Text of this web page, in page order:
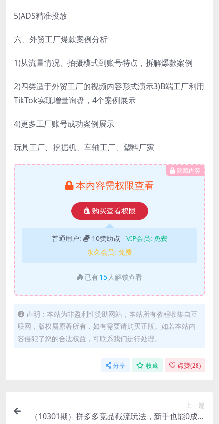
5)ADS精准投放
六、外贸工厂爆款案例分析
1)从流量情况、拍摄模式到账号特点，拆解爆款案例
2)四类适于外贸工厂的视频内容形式演示3)B端工厂利用
TikTok实现增量询盘，4个案例展示
4)更多工厂账号成功案例展示
玩具工厂、挖掘机、车轴工厂、塑料厂家
隐藏内容
本内容需权限查看
购买查看权限
普通用户: 10赞助点 VIP会员: 免费
永久会员: 免费
已有 15 人解锁查看
声明：本站为非盈利性赞助网站，本站所有教程收集自互
联网，版权属原著所有，如有需要请购买正版。如若本站内
容侵犯了您的合法权益，可联系我们进行处理。
分享 收藏 点赞(28)
上一篇
（10301期）拼多多竞品截流玩法，新手也能0成本